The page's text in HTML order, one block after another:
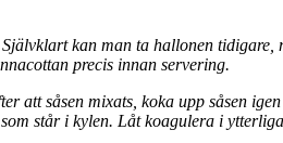
kan man ta hallonen
precis innan servering.
att såsen mixats, koka upp såsen
står i kylen. Låt koagulera i